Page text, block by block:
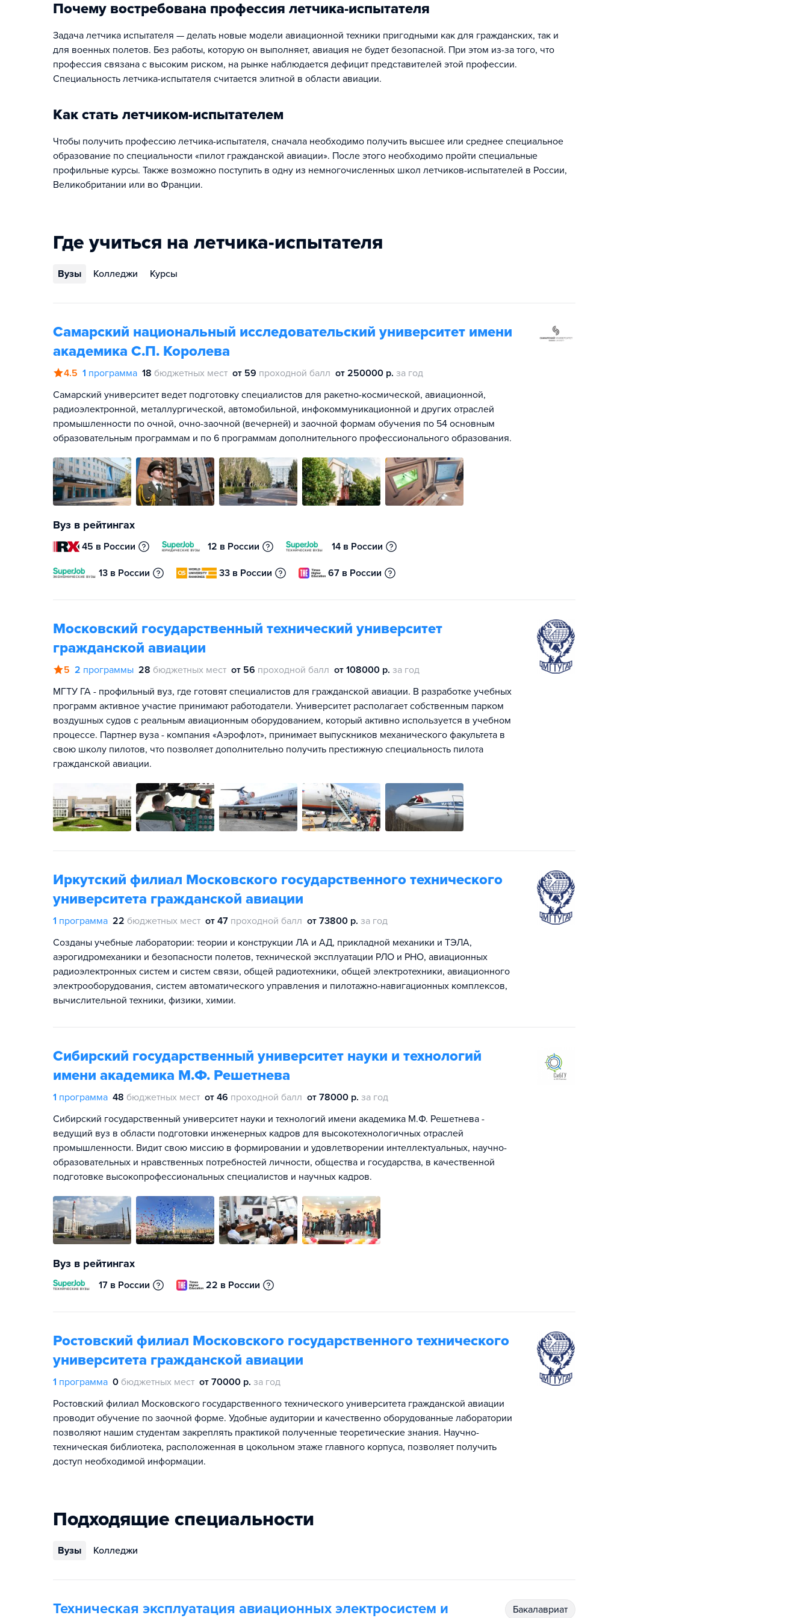
Почему востребована профессия летчика-испытателя
Задача летчика испытателя — делать новые модели авиационной техники пригодными как для гражданских, так и
для военных полетов. Без работы, которую он выполняет, авиация не будет безопасной. При этом из-за того, что
профессия связана с высоким риском, на рынке наблюдается дефицит представителей этой профессии.
Специальность летчика-испытателя считается элитной в области авиации.
Как стать летчиком-испытателем
Чтобы получить профессию летчика-испытателя, сначала необходимо получить высшее или среднее специальное
образование по специальности «пилот гражданской авиации». После этого необходимо пройти специальные
профильные курсы. Также возможно поступить в одну из немногочисленных школ летчиков-испытателей в России,
Великобритании или во Франции.
Где учиться на летчика-испытателя
Вузы Колледжи Курсы
Самарский национальный исследовательский университет имени
академика С.П. Королева
4.5 1 программа 18 бюджетных мест от 59 проходной балл от 250000 р. за год
Самарский университет ведет подготовку специалистов для ракетно-космической, авиационной,
радиоэлектронной, металлургической, автомобильной, инфокоммуникационной и других отраслей
промышленности по очной, очно-заочной (вечерней) и заочной формам обучения по 54 основным
образовательным программам и по 6 программам дополнительного профессионального образования.
Вуз в рейтингах
45 в России 12 в России 14 в России
13 в России 33 в России 67 в России
Московский государственный технический университет
гражданской авиации
5 2 программы 28 бюджетных мест от 56 проходной балл от 108000 р. за год
МГТУ ГА - профильный вуз, где готовят специалистов для гражданской авиации. В разработке учебных
программ активное участие принимают работодатели. Университет располагает собственным парком
воздушных судов с реальным авиационным оборудованием, который активно используется в учебном
процессе. Партнер вуза - компания «Аэрофлот», принимает выпускников механического факультета в
свою школу пилотов, что позволяет дополнительно получить престижную специальность пилота
гражданской авиации.
Иркутский филиал Московского государственного технического
университета гражданской авиации
1 программа 22 бюджетных мест от 47 проходной балл от 73800 р. за год
Созданы учебные лаборатории: теории и конструкции ЛА и АД, прикладной механики и ТЭЛА,
аэрогидромеханики и безопасности полетов, технической эксплуатации РЛО и РНО, авиационных
радиоэлектронных систем и систем связи, общей радиотехники, общей электротехники, авиационного
электрооборудования, систем автоматического управления и пилотажно-навигационных комплексов,
вычислительной техники, физики, химии.
Сибирский государственный университет науки и технологий
имени академика М.Ф. Решетнева
1 программа 48 бюджетных мест от 46 проходной балл от 78000 р. за год
Сибирский государственный университет науки и технологий имени академика М.Ф. Решетнева -
ведущий вуз в области подготовки инженерных кадров для высокотехнологичных отраслей
промышленности. Видит свою миссию в формировании и удовлетворении интеллектуальных, научно-
образовательных и нравственных потребностей личности, общества и государства, в качественной
подготовке высокопрофессиональных специалистов и научных кадров.
Вуз в рейтингах
17 в России 22 в России
Ростовский филиал Московского государственного технического
университета гражданской авиации
1 программа 0 бюджетных мест от 70000 р. за год
Ростовский филиал Московского государственного технического университета гражданской авиации
проводит обучение по заочной форме. Удобные аудитории и качественно оборудованные лаборатории
позволяют нашим студентам закреплять практикой полученные теоретические знания. Научно-
техническая библиотека, расположенная в цокольном этаже главного корпуса, позволяет получить
доступ необходимой информации.
Подходящие специальности
Вузы Колледжи
Техническая эксплуатация авиационных электросистем и бакалавриат